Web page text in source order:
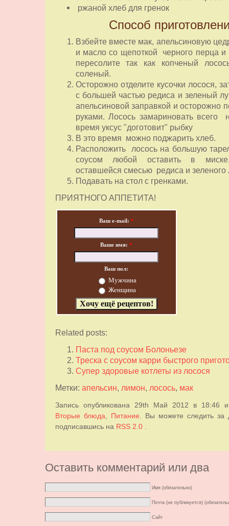
ржаной хлеб для гренок
Способ
Взбейте вместе мак, апельсиновую
и масло со щепоткой черного перца
пересолите так как копченый
соленый.
Осторожно отделите кусочки лосося,
с большей частью редиса и зеленый
апельсиновой заправкой и осторожно
руками. Лосось замариновать всего
время уксус "доготовит" рыбку
В это время можно поджарить хлеб.
Расположить лосось на большую
соусом любой оставить в
оставшейся смесью редиса и зеленого
Подавать на стол с гренками.
ПРИЯТНОГО АППЕТИТА!
Ваш e-mail: *
Ваше имя: *
Ваш пол:
Мужчина
Женщина
Related posts:
Паста под соусом Болоньезе
Треска с соусом карри быстрого
Супер здоровые котлеты из лосося
Метки: апельсин, лимон, лосось, мак
Запись опубликована 29th Май 2012 в 18:46
Вторые блюда
Питание . Вы можете следить за
подписавшись на RSS 2.0.
Оставить комментарий или два
Имя (обязательно)
Почта (не публикуется)
Сайт